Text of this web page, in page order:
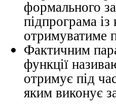
формального
підпрограма
отримуватиме
Фактичним
функції
отримує під
яким виконує